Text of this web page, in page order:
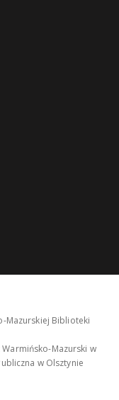
Mazurskiej Biblioteki
Warmińsko-Mazurski w
w Olsztynie